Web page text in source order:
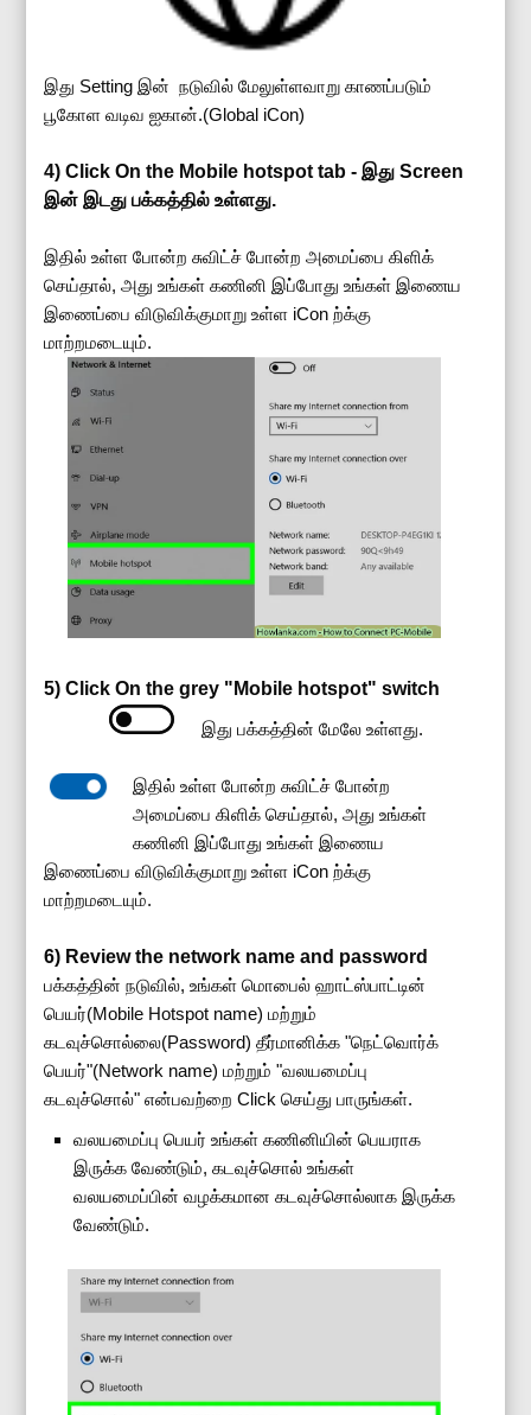
இது Setting இன் நடுவில் மேலுள்ளவாறு காணப்படும்
பூகோள வடிவ ஐகான்.(Global iCon)
4)Click On the Mobile hotspot tab - இது Screen
இன் இடது பக்கத்தில் உள்ளது.
இதில் உள்ள போன்ற சுவிட்ச் போன்ற அமைப்பை கிளிக்
செய்தால், அது உங்கள் கணினி இப்போது உங்கள் இணைய
இணைப்பை விடுவிக்குமாறு உள்ள iCon ற்க்கு
மாற்றமடையும்.
5) Click On the grey "Mobile hotspot" switch
இது பக்கத்தின் மேலே உள்ளது.
இதில் உள்ள போன்ற சுவிட்ச் போன்ற
அமைப்பை கிளிக் செய்தால், அது உங்கள்
கணினி இப்போது உங்கள் இணைய
இணைப்பை விடுவிக்குமாறு உள்ள iCon ற்க்கு
மாற்றமடையும்.
6) Review the network name and password
பக்கத்தின் நடுவில், உங்கள் மொபைல் ஹாட்ஸ்பாட்டின்
பெயர்(Mobile Hotspot name) மற்றும்
கடவுச்சொல்லை(Password) தீர்மானிக்க "நெட்வொர்க்
பெயர்"(Network name) மற்றும் "வலயமைப்பு
கடவுச்சொல்" என்பவற்றை Click செய்து பாருங்கள்.
வலயமைப்பு பெயர் உங்கள் கணினியின் பெயராக
இருக்க வேண்டும், கடவுச்சொல் உங்கள்
வலயமைப்பின் வழக்கமான கடவுச்சொல்லாக இருக்க
வேண்டும்.